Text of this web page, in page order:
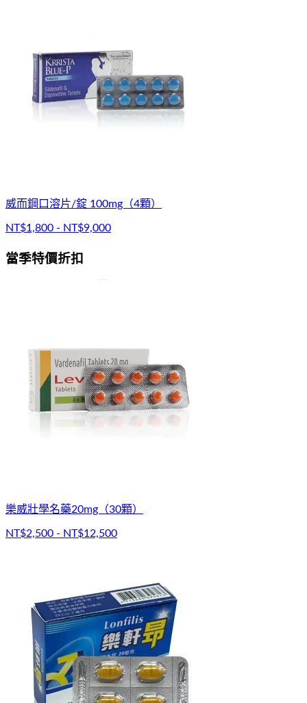
威而鋼口溶片/錠 100mg（4顆）
NT$1,800 - NT$9,000
當季特價折扣
樂威壯學名藥20mg（30顆）
NT$2,500 - NT$12,500